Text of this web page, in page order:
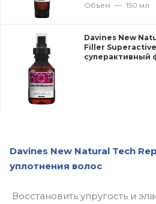
Объем — 150 мл
Davines New
Filler
суперактивный
Davines New Natural Tech
уплотнения волос
Восстановить упругость и